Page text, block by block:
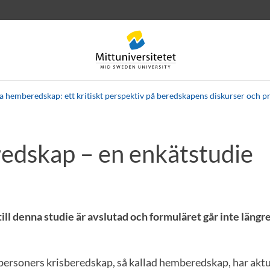
hemberedskap: ett kritiskt perspektiv på beredskapens diskurser och
PersonalLediga jobb
– en enkätstudie
denna studie är avslutad och formuläret går inte
krisberedskap, så kallad hemberedskap, har